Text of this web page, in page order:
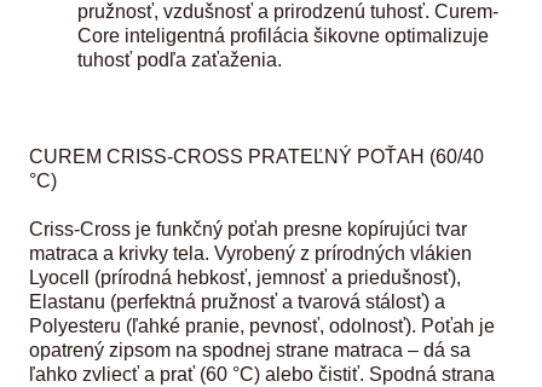
pružnosť, vzdušnosť a prirodzenú tuhosť. Curem-
Core inteligentná profilácia šikovne optimalizuje
tuhosť podľa zaťaženia.
CUREM CRISS-CROSS PRATEĽNÝ POŤAH (60/40
°C)
Criss-Cross je funkčný poťah presne kopírujúci tvar
matraca a krivky tela. Vyrobený z prírodných vlákien
Lyocell (prírodná hebkosť, jemnosť a priedušnosť),
Elastanu (perfektná pružnosť a tvarová stálosť) a
Polyesteru (ľahké pranie, pevnosť, odolnosť). Poťah je
opatrený zipsom na spodnej strane matraca – dá sa
ľahko zvliecť a prať (60 °C) alebo čistiť. Spodná strana